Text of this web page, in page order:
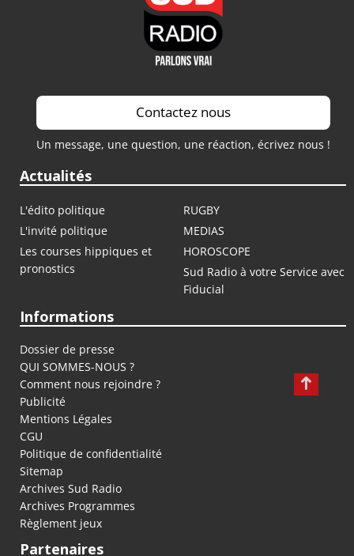
Contactez nous
Un message, une question, une réaction, écrivez nous !
Actualités
L'édito politique
RUGBY
L'invité politique
MEDIAS
Les courses hippiques et
pronostics
HOROSCOPE
Sud Radio à votre Service avec
Fiducial
Informations
Dossier de presse
QUI SOMMES-NOUS ?
Comment nous rejoindre ?
Publicité
Mentions Légales
CGU
Politique de confidentialité
Sitemap
Archives Sud Radio
Archives Programmes
Règlement jeux
Partenaires